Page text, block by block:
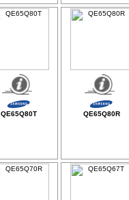
QE65Q80T QE65Q80R